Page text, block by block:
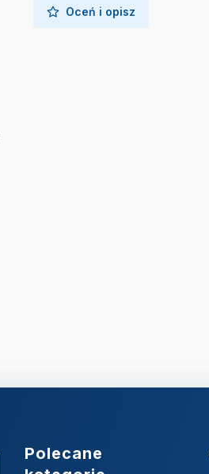
Oceń i opisz
Linki w stopce
Polecane